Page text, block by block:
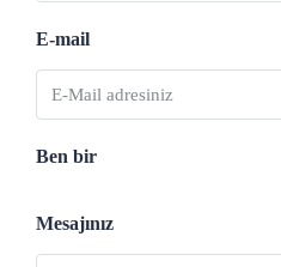
E-mail
Ben bir
Mesajınız